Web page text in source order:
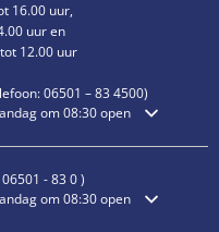
16.00 uur,
uur en
12.00 uur
06501 – 834500)
te verbergen
om 08:30 open
- 83 0)
te verbergen
om 08:30 open